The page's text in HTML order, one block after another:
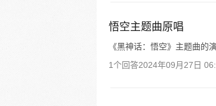
悟空主题曲原唱
《黑神话：悟空》主题曲的
1个回答2024年09月27日